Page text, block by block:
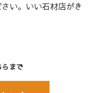
い。いい石材店がき
まで